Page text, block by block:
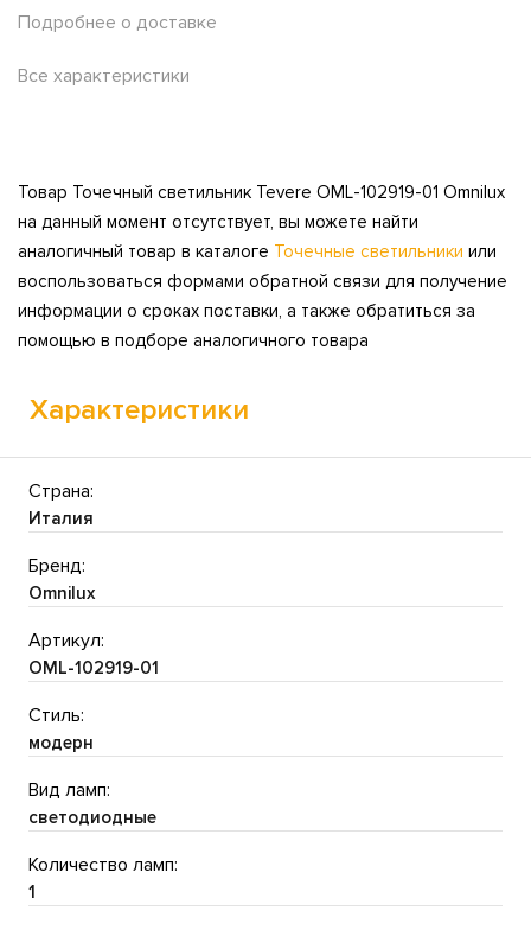
Подробнее о доставке
Все характеристики
Товар Точечный светильник Tevere OML-102919-01 Omnilux
на данный момент отсутствует, вы можете найти
аналогичный товар в каталоге Точечные светильники или
воспользоваться формами обратной связи для получение
информации о сроках поставки, а также обратиться за
помощью в подборе аналогичного товара
Характеристики
Страна:
Италия
Бренд:
Omnilux
Артикул:
OML-102919-01
Стиль:
модерн
Вид ламп:
светодиодные
Количество ламп:
1